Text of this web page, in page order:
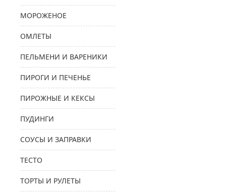
МОРОЖЕНОЕ
ОМЛЕТЫ
ПЕЛЬМЕНИ И ВАРЕНИКИ
ПИРОГИ И ПЕЧЕНЬЕ
ПИРОЖНЫЕ И КЕКСЫ
ПУДИНГИ
СОУСЫ И ЗАПРАВКИ
ТЕСТО
ТОРТЫ И РУЛЕТЫ